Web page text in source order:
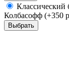
Колбасофф
Выбрать